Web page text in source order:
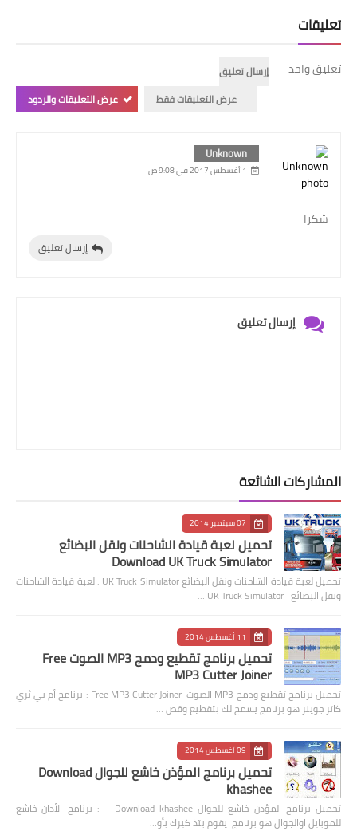
تعليقات
تعليق واحد
إرسال تعليق
عرض التعليقات فقط
عرض التعليقات والردود
Unknown
1 أغسطس 2017 في 9:08 ص
شكرا
إرسال تعليق
إرسال تعليق
المشاركات الشائعة
07 سبتمبر 2014
تحميل لعبة قيادة الشاحنات ونقل البضائع
Download UK Truck Simulator
تحميل لعبة قيادة الشاحنات ونقل البضائع UK Truck Simulator : لعبة قيادة الشاحنات
ونقل البضائع UK Truck Simulator …
11 أغسطس 2014
تحميل برنامج تقطيع ودمج MP3 الصوت Free
MP3 Cutter Joiner
تحميل برنامج تقطيع ودمج MP3 الصوت Free MP3 Cutter Joiner : برنامج أم بي ثري
كاتر جوينر هو برنامج يسمح لك بتقطيع وقص …
09 أغسطس 2014
تحميل برنامج المؤذن خاشع للجوال Download
khashee
تحميل برنامج المؤذن خاشع للجوال Download khashee : برنامج الأذان خاشع
للموبايل اوالجوال هو برنامج يقوم بتذ كيرك بأو…